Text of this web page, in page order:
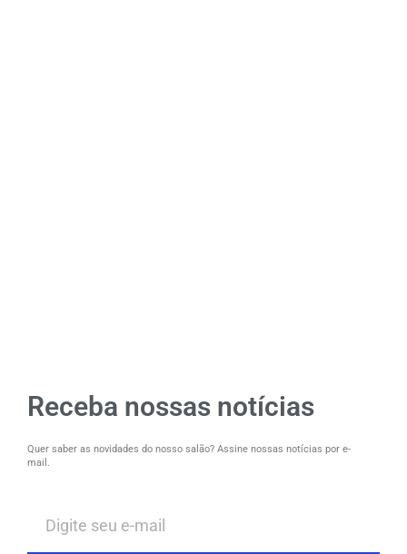
Receba nossas notícias
Quer saber as novidades do nosso salão? Assine nossas notícias por e-
mail.